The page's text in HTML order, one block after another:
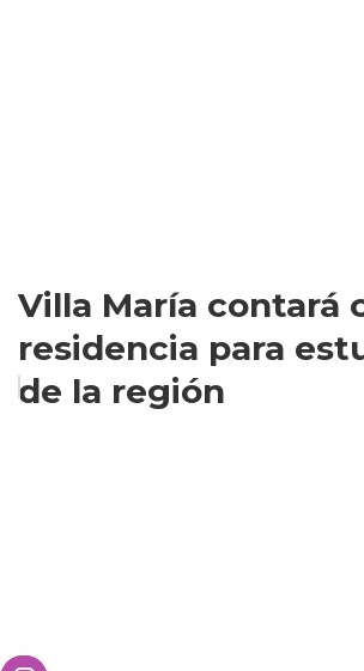
Villa María contará
residencia para
de la región